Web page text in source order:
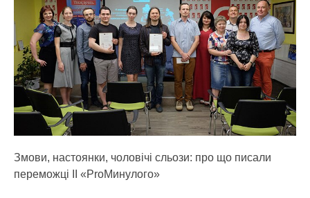
Змови, настоянки, чоловічі сльози: про що писали
переможці ІІ «ProМинулого»